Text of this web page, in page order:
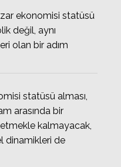
ekonomisi statüsü
değil, aynı
olan bir adım
statüsü alması,
arasında bir
kalmayacak,
dinamikleri de